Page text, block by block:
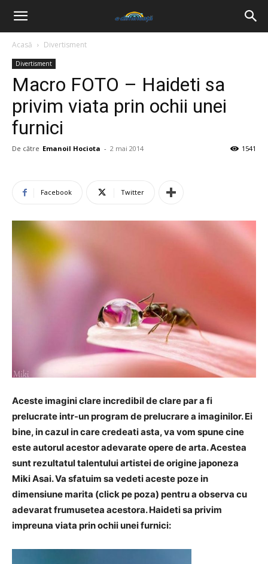
Acasă Divertisment
Divertisment
Macro FOTO – Haideti sa
privim viata prin ochii unei
furnici
De către Emanoil Hociota - 2 mai 2014 1541
Facebook Twitter
Aceste imagini clare incredibil de clare par a fi
prelucrate intr-un program de prelucrare a imaginilor. Ei
bine, in cazul in care credeati asta, va vom spune cine
este autorul acestor adevarate opere de arta. Acestea
sunt rezultatul talentului artistei de origine japoneza
Miki Asai. Va sfatuim sa vedeti aceste poze in
dimensiune marita (click pe poza) pentru a observa cu
adevarat frumusetea acestora. Haideti sa privim
impreuna viata prin ochii unei furnici: